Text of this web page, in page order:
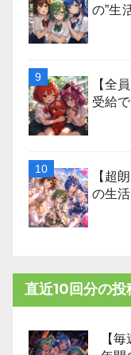
の”生
【全
受給
【超
の生
直近10回分の投
【